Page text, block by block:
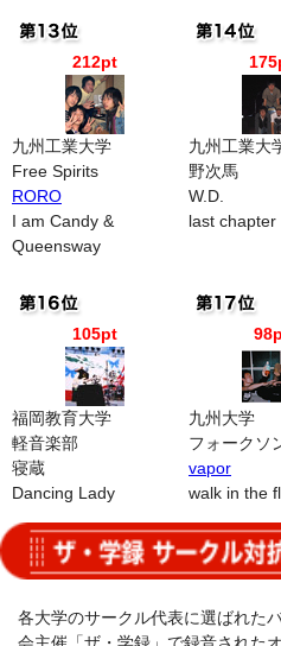
212pt
九州工業大学
Free Spirits
RORO
I am Candy &
Queensway
九州工業大
野次馬
W.D.
last chapter
105pt
福岡教育大学
軽音楽部
寝蔵
Dancing Lady
九州大学
フォークソ
vapor
walk in the
各大学のサークル代表に選ばれた
会主催「ザ・学録」で録音された